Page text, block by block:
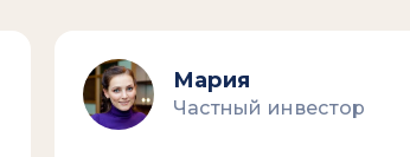
Мария
Частный инвестор